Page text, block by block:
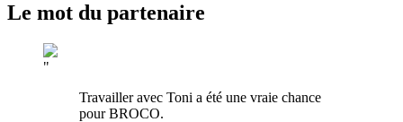
Le mot du partenaire
"
Travailler avec Toni a été une vraie chance
pour BROCO.